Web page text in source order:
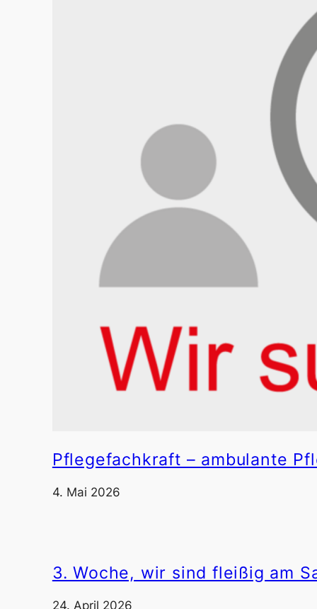
Pflegefachkraft – ambulante
4. Mai 2026
3. Woche, wir sind fleißig am
24. April 2026